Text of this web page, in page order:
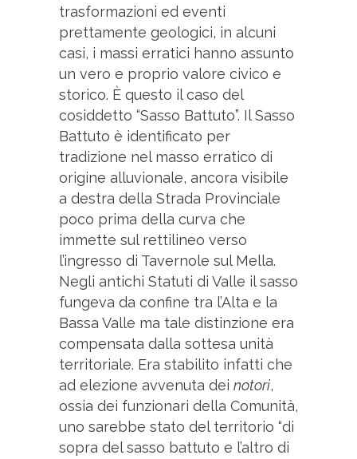
trasformazioni ed eventi
prettamente geologici, in alcuni
casi, i massi erratici hanno assunto
un vero e proprio valore civico e
storico. È questo il caso del
cosiddetto “Sasso Battuto”. Il Sasso
Battuto è identificato per
tradizione nel masso erratico di
origine alluvionale, ancora visibile
a destra della Strada Provinciale
poco prima della curva che
immette sul rettilineo verso
l’ingresso di Tavernole sul Mella.
Negli antichi Statuti di Valle il sasso
fungeva da confine tra l’Alta e la
Bassa Valle ma tale distinzione era
compensata dalla sottesa unità
territoriale. Era stabilito infatti che
ad elezione avvenuta dei notori,
ossia dei funzionari della Comunità,
uno sarebbe stato del territorio “di
sopra del sasso battuto e l’altro di